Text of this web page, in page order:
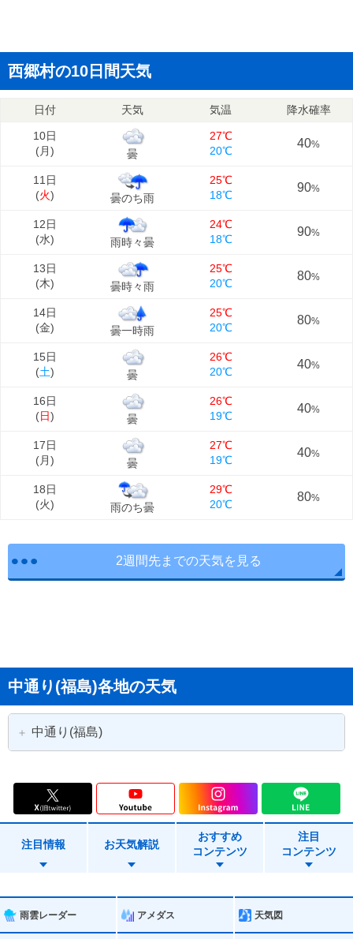
西郷村の10日間天気
日付 天気 気温 降水確率
10日
(月) 曇
27℃
20℃
40%
11日
(火) 曇のち雨
25℃
18℃
90%
12日
(水) 雨時々曇
24℃
18℃
90%
13日
(木) 曇時々雨
25℃
20℃
80%
14日
(金) 曇一時雨
25℃
20℃
80%
15日
(土) 曇
26℃
20℃
40%
16日
(日) 曇
26℃
19℃
40%
17日
(月) 曇
27℃
19℃
40%
18日
(火) 雨のち曇
29℃
20℃
80%
2週間先までの天気を見る
中通り(福島)各地の天気
中通り(福島)
白河市 須賀川市
二本松市 田村市
桑折町
注目情報 お天気解説
おすすめ
コンテンツ
注目
コンテンツ
雨雲レーダー アメダス 天気図